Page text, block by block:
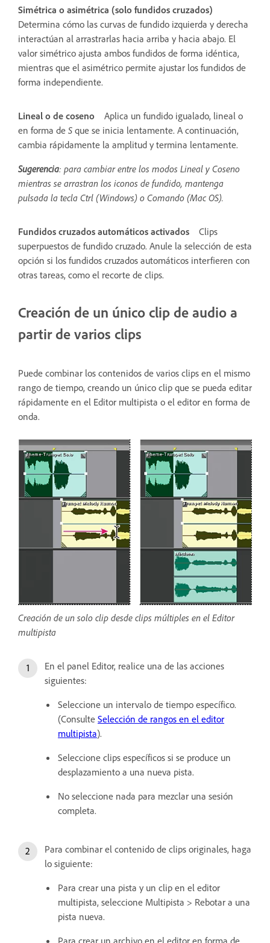
Simétrica o asimétrica (solo fundidos cruzados)
Determina cómo las curvas de fundido izquierda y derecha
interactúan al arrastrarlas hacia arriba y hacia abajo. El
valor simétrico ajusta ambos fundidos de forma idéntica,
mientras que el asimétrico permite ajustar los fundidos de
forma independiente.
Lineal o de coseno
Aplica un fundido igualado, lineal o
en forma de S que se inicia lentamente. A continuación,
cambia rápidamente la amplitud y termina lentamente.
Sugerencia: para cambiar entre los modos Lineal y Coseno
mientras se arrastran los iconos de fundido, mantenga
pulsada la tecla Ctrl (Windows) o Comando (Mac OS).
Fundidos cruzados automáticos activados
Clips
superpuestos de fundido cruzado. Anule la selección de esta
opción si los fundidos cruzados automáticos interfieren con
otras tareas, como el recorte de clips.
Creación de un único clip de audio a
partir de varios clips
Puede combinar los contenidos de varios clips en el mismo
rango de tiempo, creando un único clip que se pueda editar
rápidamente en el Editor multipista o el editor en forma de
onda.
Creación de un solo clip desde clips múltiples en el Editor
multipista
En el panel Editor, realice una de las acciones
siguientes:
Seleccione un intervalo de tiempo específico.
(Consulte Selección de rangos en el editor
multipista).
Seleccione clips específicos si se produce un
desplazamiento a una nueva pista.
No seleccione nada para mezclar una sesión
completa.
Para combinar el contenido de clips originales, haga
lo siguiente:
Para crear una pista y un clip en el editor
multipista, seleccione Multipista > Rebotar a una
pista nueva.
Para crear un archivo en el editor en forma de